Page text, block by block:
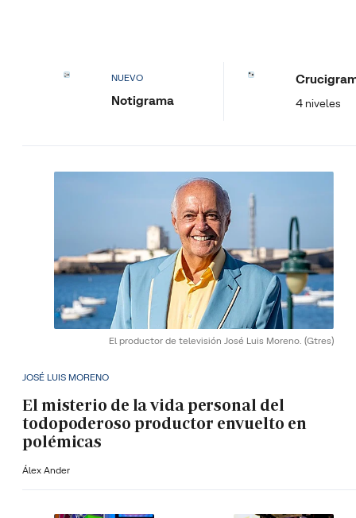
NUEVO
Notigrama 4 niveles
El productor de televisión José Luis Moreno. (Gtres)
JOSÉ LUIS MORENO
El misterio de la vida personal del
todopoderoso productor envuelto en
polémicas
Álex Ander